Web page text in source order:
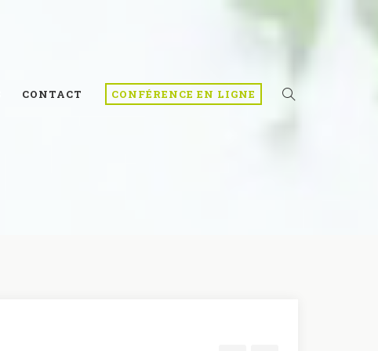
CONTACT CONFÉRENCE EN LIGNE